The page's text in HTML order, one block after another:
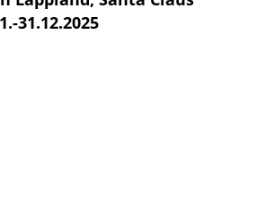
31.12.2025